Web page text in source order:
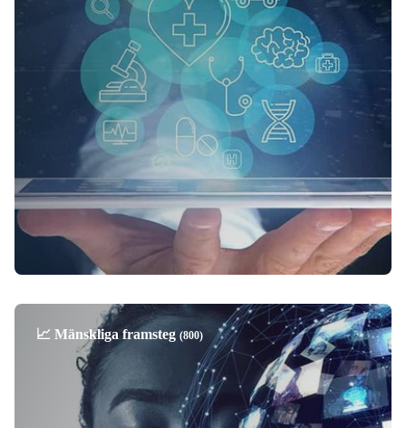
📈 Mänskliga framsteg (800)